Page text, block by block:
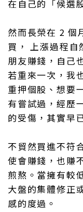
在自己的「候選
然而長榮在 2 個
買， 上漲過程自
朋友賺錢，自己
若重來一次，我
重押個股、想要
有嘗試過，經歷
的受傷，其實早
不貿然買進不符
使會賺錢，也賺
煎熬。當擁有較
大盤的集體修正
感的度過。